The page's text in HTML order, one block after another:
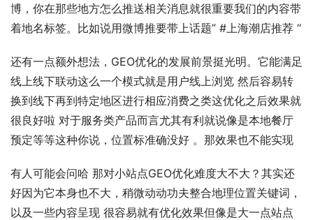
博，你在那些地方怎么推送相关消息就很重要我们的内容带
着地名标签。比如说用微博推要带上话题” #上海潮店推荐 “
还有一点额外想法，GEO优化的发展前景挺光明。它能满足
线上线下联动这么一个模式就是用户线上浏览 然后容易转
换到线下再到特定地区进行相应消费之类这优化之后效果就
很良好啦 对于服务类产品而言尤其有利就说像是本地餐厅
预定等等这种你说，位置标准确没好 。那效果也不能实现
有人可能会问哈 那对小站点GEO优化难度大不大？其实还
好因为它本身也不大，稍微动动功夫整合地理位置关键词，
以及一些内容呈现 很容易就有优化效果但像是大一点站点